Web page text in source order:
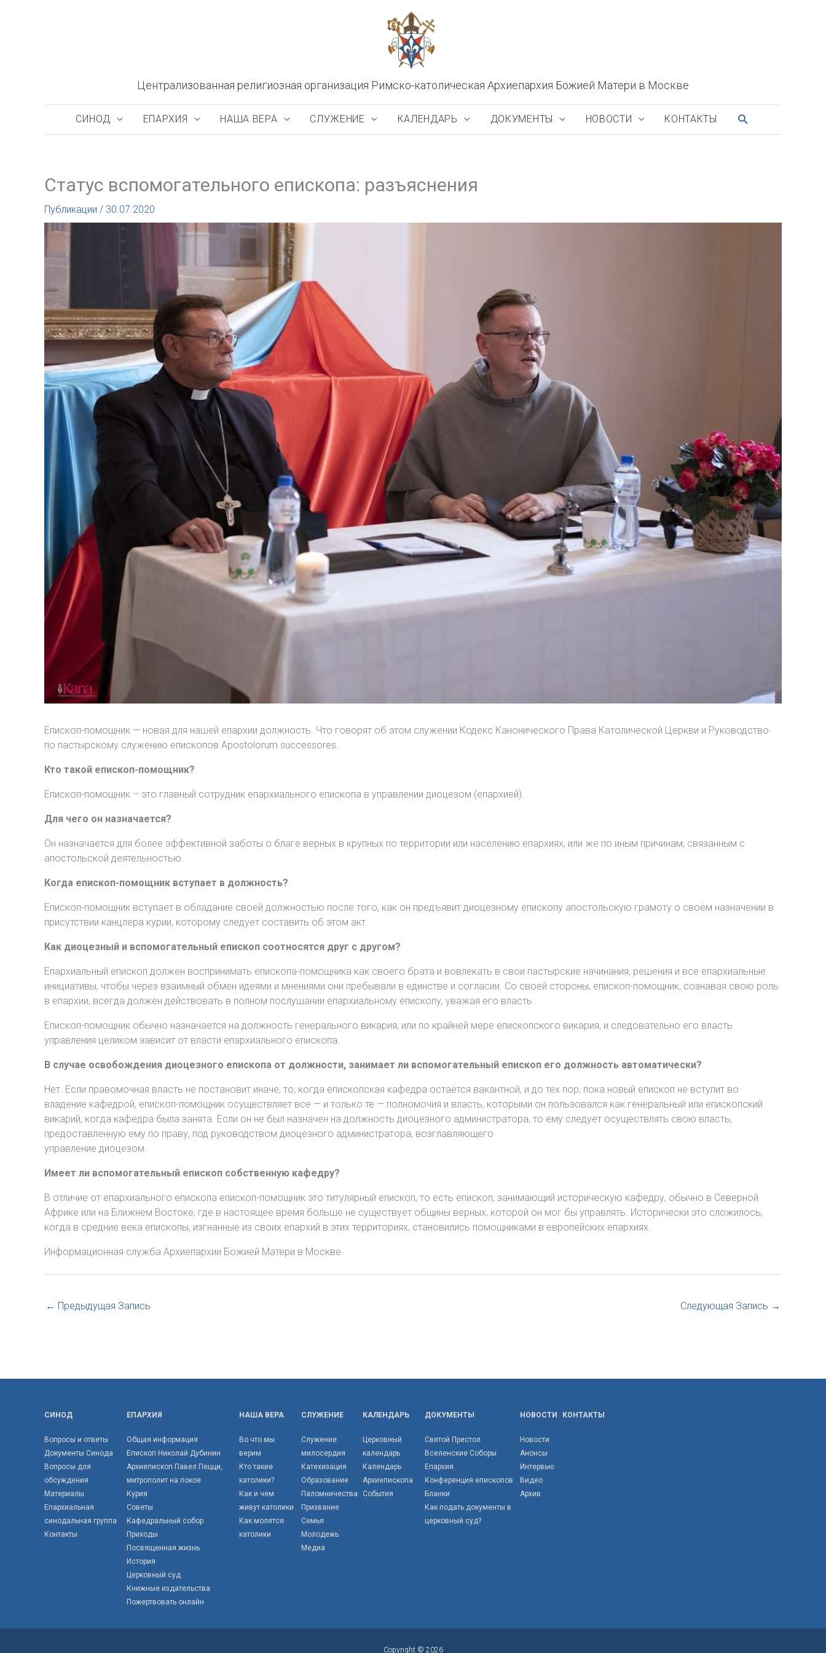
Централизованная религиозная организация Римско-католическая Архиепархия Божией Матери в Москве
СИНОД ЕПАРХИЯ НАША ВЕРА СЛУЖЕНИЕ КАЛЕНДАРЬ ДОКУМЕНТЫ НОВОСТИ КОНТАКТЫ ПОИСК
Cтатус вспомогательного епископа: разъяснения
Публикации / 30.07.2020
Епископ-помощник — новая для нашей епархии должность. Что говорят об этом служении Кодекс Канонического Права Католической Церкви и Руководство
по пастырскому служению епископов Apostolorum successores.
Кто такой епископ-помощник?
Епископ-помощник – это главный сотрудник епархиального епископа в управлении диоцезом (епархией).
Для чего он назначается?
Он назначается для более эффективной заботы о благе верных в крупных по территории или населению епархиях, или же по иным причинам, связанным с
апостольской деятельностью.
Когда епископ-помощник вступает в должность?
Епископ-помощник вступает в обладание своей должностью после того, как он предъявит диоцезному епископу апостольскую грамоту о своём назначении в
присутствии канцлера курии, которому следует составить об этом акт.
Как диоцезный и вспомогательный епископ соотносятся друг с другом?
Епархиальный епископ должен воспринимать епископа-помощника как своего брата и вовлекать в свои пастырские начинания, решения и все епархиальные
инициативы, чтобы через взаимный обмен идеями и мнениями они пребывали в единстве и согласии. Со своей стороны, епископ-помощник, сознавая свою роль
в епархии, всегда должен действовать в полном послушании епархиальному епископу, уважая его власть.
Епископ-помощник обычно назначается на должность генерального викария, или по крайней мере епископского викария, и следовательно его власть
управления целиком зависит от власти епархиального епископа.
В случае освобождения диоцезного епископа от должности, занимает ли вспомогательный епископ его должность автоматически?
Нет. Если правомочная власть не постановит иначе, то, когда епископская кафедра остаётся вакантной, и до тех пор, пока новый епископ не вступит во
владение кафедрой, епископ-помощник осуществляет все — и только те — полномочия и власть, которыми он пользовался как генеральный или епископский
викарий, когда кафедра была занята. Если он не был назначен на должность диоцезного администратора, то ему следует осуществлять свою власть,
предоставленную ему по праву, под руководством диоцезного администратора, возглавляющего
управление диоцезом.
Имеет ли вспомогательный епископ собственную кафедру?
В отличие от епархиального епископа епископ-помощник это титулярный епископ, то есть епископ, занимающий историческую кафедру, обычно в Северной
Африке или на Ближнем Востоке, где в настоящее время больше не существует общины верных, которой он мог бы управлять. Исторически это сложилось,
когда в средние века епископы, изгнанные из своих епархий в этих территориях, становились помощниками в европейских епархиях.
Информационная служба Архиепархии Божией Матери в Москве
← Предыдущая Запись Следующая Запись →
СИНОД
Вопросы и ответы
Документы Синода
Вопросы для
обсуждения
Материалы
Епархиальная
синодальная группа
Контакты
ЕПАРХИЯ
Общая информация
Епископ Николай Дубинин
Архиепископ Павел Пецци,
митрополит на покое
Курия
Советы
Кафедральный собор
Приходы
Посвященная жизнь
История
Церковный суд
Книжные издательства
Пожертвовать онлайн
НАША ВЕРА
Во что мы
верим
Кто такие
католики?
Как и чем
живут католики
Как молятся
католики
СЛУЖЕНИЕ
Служение
милосердия
Катехизация
Образование
Паломничества
Призвание
Семья
Молодежь
Медиа
КАЛЕНДАРЬ
Церковный
календарь
Календарь
Архиепископа
События
ДОКУМЕНТЫ
Святой Престол
Вселенские Соборы
Епархия
Конференция епископов
Бланки
Как подать документы в
церковный суд?
НОВОСТИ
Новости
Анонсы
Интервью
Видео
Архив
КОНТАКТЫ
Copyright © 2026